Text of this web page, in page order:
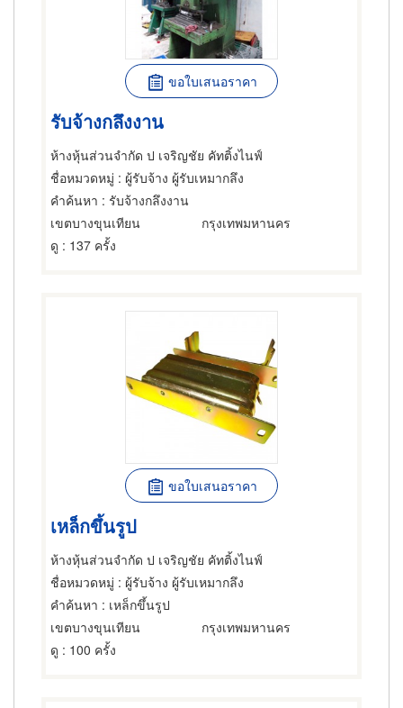
ขอใบเสนอราคา
รับจ้างกลึงงาน
ห้างหุ้นส่วนจำกัด ป เจริญชัย คัทติ้งไนฟ์
ชื่อหมวดหมู่ : ผู้รับจ้าง ผู้รับเหมากลึง
คำค้นหา : รับจ้างกลึงงาน
เขตบางขุนเทียน
กรุงเทพมหานคร
ดู : 137 ครั้ง
ขอใบเสนอราคา
เหล็กขึ้นรูป
ห้างหุ้นส่วนจำกัด ป เจริญชัย คัทติ้งไนฟ์
ชื่อหมวดหมู่ : ผู้รับจ้าง ผู้รับเหมากลึง
คำค้นหา : เหล็กขึ้นรูป
เขตบางขุนเทียน
กรุงเทพมหานคร
ดู : 100 ครั้ง